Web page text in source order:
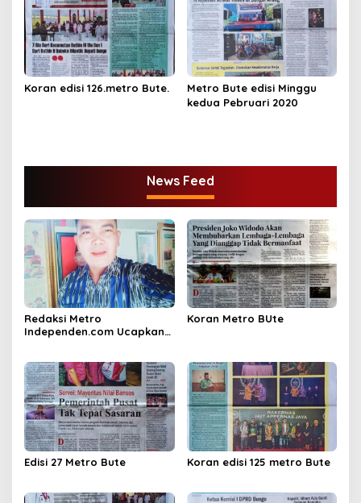
Koran edisi 126.metro Bute.
Metro Bute edisi Minggu
kedua Pebruari 2020
News Feed
Redaksi Metro
Independen.com Ucapkan
Dan Pembaca.
Koran Metro BUte
Edisi 27 Metro Bute Koran edisi 125 metro Bute